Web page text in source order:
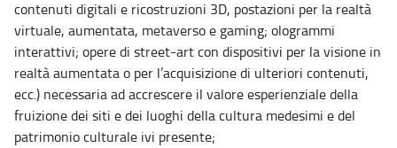
contenuti digitali e ricostruzioni 3D, postazioni per la realtà
virtuale, aumentata, metaverso e gaming; ologrammi
interattivi; opere di street-art con dispositivi per la visione in
realtà aumentata o per l’acquisizione di ulteriori contenuti,
ecc.) necessaria ad accrescere il valore esperienziale della
fruizione dei siti e dei luoghi della cultura medesimi e del
patrimonio culturale ivi presente;